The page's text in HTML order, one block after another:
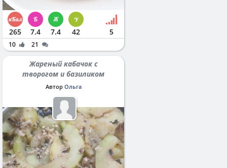
265 7.4 7.4 42 5
10 21
Жареный кабачок с
творогом и базиликом
Автор Ольга